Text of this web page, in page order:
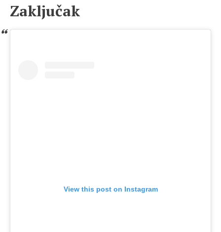
Zaključak
View this post on Instagram